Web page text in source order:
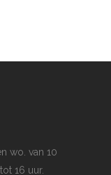
wo. van 10
16 uur.